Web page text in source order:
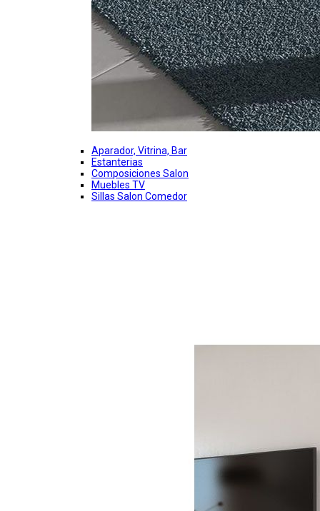
Aparador, Vitrina, Bar
Estanterias
Composiciones Salon
Muebles TV
Sillas Salon Comedor